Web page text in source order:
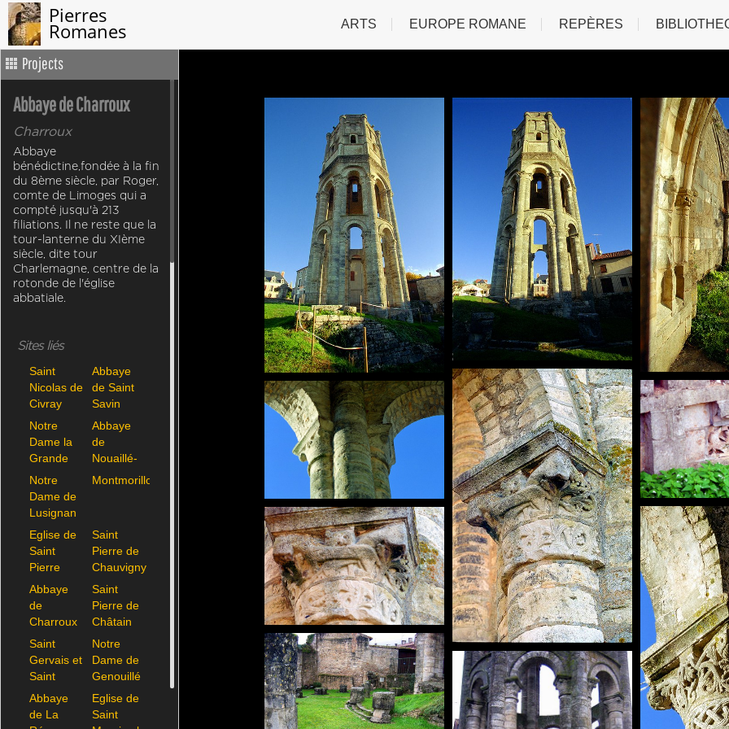
Pierres
Romanes ARTS EUROPE ROMANE REPÈRES
Projects
Abbaye de Charroux
Charroux
Abbaye
bénédictine,fondée à la fin
du 8ème siècle, par Roger,
comte de Limoges qui a
compté jusqu'à 213
filiations. Il ne reste que la
tour-lanterne du XIème
siècle, dite tour
Charlemagne, centre de la
rotonde de l'église
abbatiale.
Sites liés
Saint
Nicolas de
Civray
Abbaye
de Saint
Savin
Notre
Dame la
Grande
Poitiers
Abbaye
de
Nouaillé-
Maupertuis
Notre
Dame de
Lusignan
Montmorillon
Eglise de
Saint
Pierre
d'Exideuil
Saint
Pierre de
Chauvigny
Abbaye
de
Charroux
Saint
Pierre de
Châtain
Saint
Gervais et
Saint
Protais de
Civaux
Notre
Dame de
Genouillé
Abbaye
de La
Eglise de
Saint